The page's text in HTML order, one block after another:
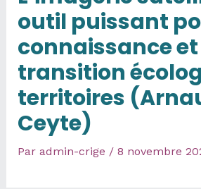
outil puissant
connaissance
transition
territoires
Ceyte)
Par admin-crige / 8 novembre